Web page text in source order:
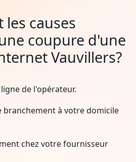
les causes
coupure d'une
Vauvillers?
de l'opérateur.
branchement à votre domicile
chez votre fournisseur